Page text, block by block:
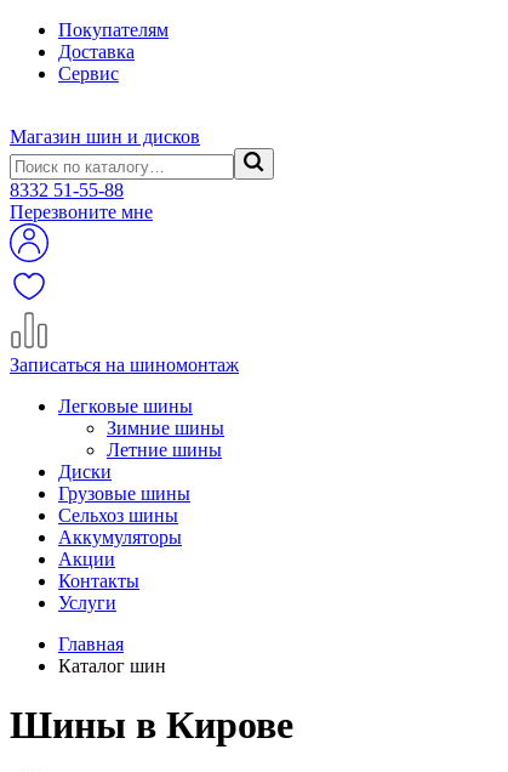
Покупателям
Доставка
Сервис
Магазин шин и дисков
8332 51-55-88
Перезвоните мне
Записаться на шиномонтаж
Легковые шины
Зимние шины
Летние шины
Диски
Грузовые шины
Сельхоз шины
Аккумуляторы
Акции
Контакты
Услуги
Главная
Каталог шин
Шины в Кирове